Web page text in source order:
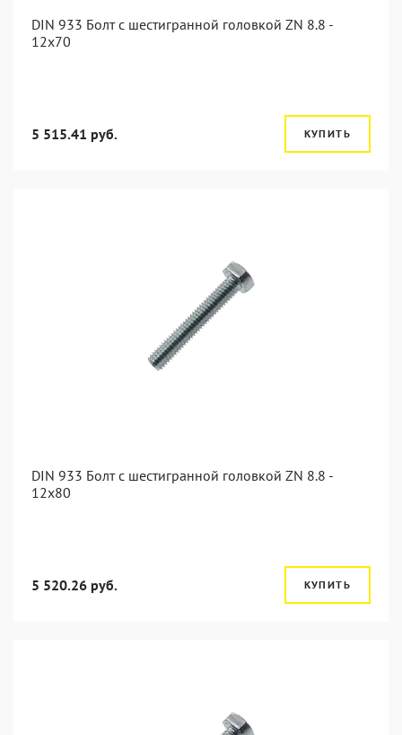
DIN 933 Болт с шестигранной головкой ZN 8.8 -
12x70
5 515.41 руб. КУПИТЬ
DIN 933 Болт с шестигранной головкой ZN 8.8 -
12x80
5 520.26 руб. КУПИТЬ